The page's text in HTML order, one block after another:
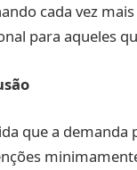
cada vez
para aqueles
que a demanda